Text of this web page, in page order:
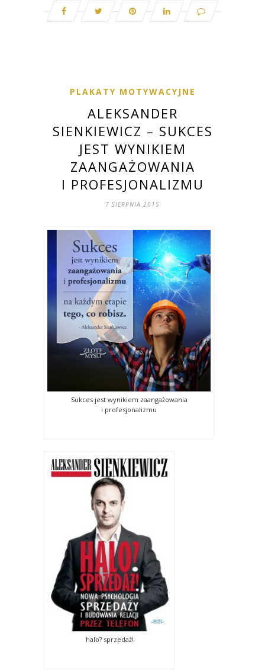
PLAKATY MOTYWACYJNE
ALEKSANDER
SIENKIEWICZ – SUKCES
JEST WYNIKIEM
ZAANGAŻOWANIA
I PROFESJONALIZMU
7 SIERPNIA 2015
Sukces jest wynikiem zaangażowania
i profesjonalizmu
halo? sprzedaż!